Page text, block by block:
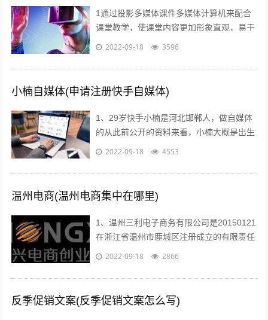
1通过投影多媒体课件多媒体计算机来配合
课堂教学，使课堂内容更加形象直观，易于
师生情感交流，及时反馈和引导，从而有效
2022-09-18 3596
小楠自媒体(申请注册快手自媒体)
1、29岁快手小楠是河北邯郸人，做自媒体
的从此前公开的资料来看，小楠大概是出生
于1993年的美女，如今29岁上下。...
2022-09-18 4553
温州电商(温州电商集中在哪里)
1、温州三利电子商务有限公司是20150121
在浙江省温州市鹿城区注册成立的有限责任
公司自然人投资或控股，注册地址位于温州
2022-09-18 2866
反季促销文案(反季促销文案怎么写)